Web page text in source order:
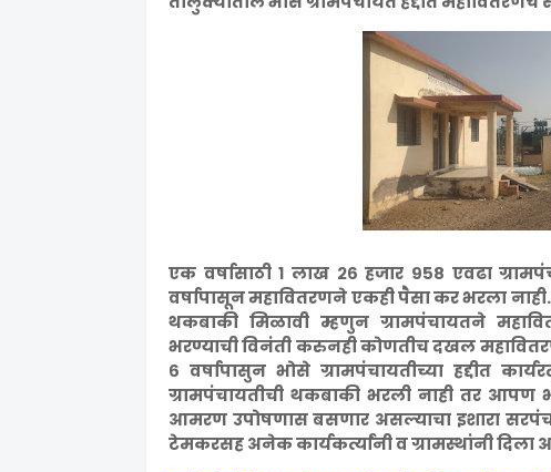
एक वर्षासाठी १ लाख २६ हजार ९५८ एवढा
वर्षापासून महावितरणने एकही पैसा कर भरला
थकबाकी मिळावी म्हणुन ग्रामपंचायतने
भरण्याची विनंती करुनही कोणतीच दखल
६ वर्षापासुन भोसे ग्रामपंचायतीच्या हद्दीत
ग्रामपंचायतीची थकबाकी भरली नाही तर आपण
आमरण उपोषणास बसणार असल्याचा इशारा
टेमकरसह अनेक कार्यकर्त्यांनी व ग्रामस्थांनी दिला